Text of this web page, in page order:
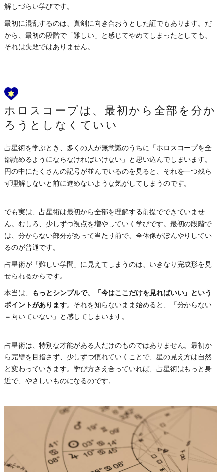
解しづらい学びです。
最初に混乱するのは、真剣に向き合おうとした証でもあります。だ
から、最初の段階で「難しい」と感じてやめてしまったとしても、
それは失敗ではありません。
ホロスコープは、最初から全部を分か
ろうとしなくていい
占星術を学ぶとき、多くの人が無意識のうちに「ホロスコープを全
部読めるようにならなければいけない」と思い込んでしまいます。
円の中にたくさんの記号が並んでいるのを見ると、それを一つ残ら
ず理解しないと前に進めないような気がしてしまうのです。
でも実は、占星術は最初から全部を理解する前提でできていませ
ん。むしろ、少しずつ視点を増やしていく学びです。最初の段階で
は、分からない部分があって当たり前で、全体像がぼんやりしてい
るのが普通です。
占星術が「難しい学問」に見えてしまうのは、いきなり完成形を見
せられるからです。
本当は、
もっとシンプルで、「今はここだけを見ればいい」という
ポイントがあります。それを知らないまま始めると、「分からない
＝向いていない」と感じてしまいます。
占星術は、特別な才能がある人だけのものではありません。最初か
ら完璧を目指さず、少しずつ慣れていくことで、星の見え方は自然
と変わっていきます。学び方さえ合っていれば、占星術はもっと身
近で、やさしいものになるのです。